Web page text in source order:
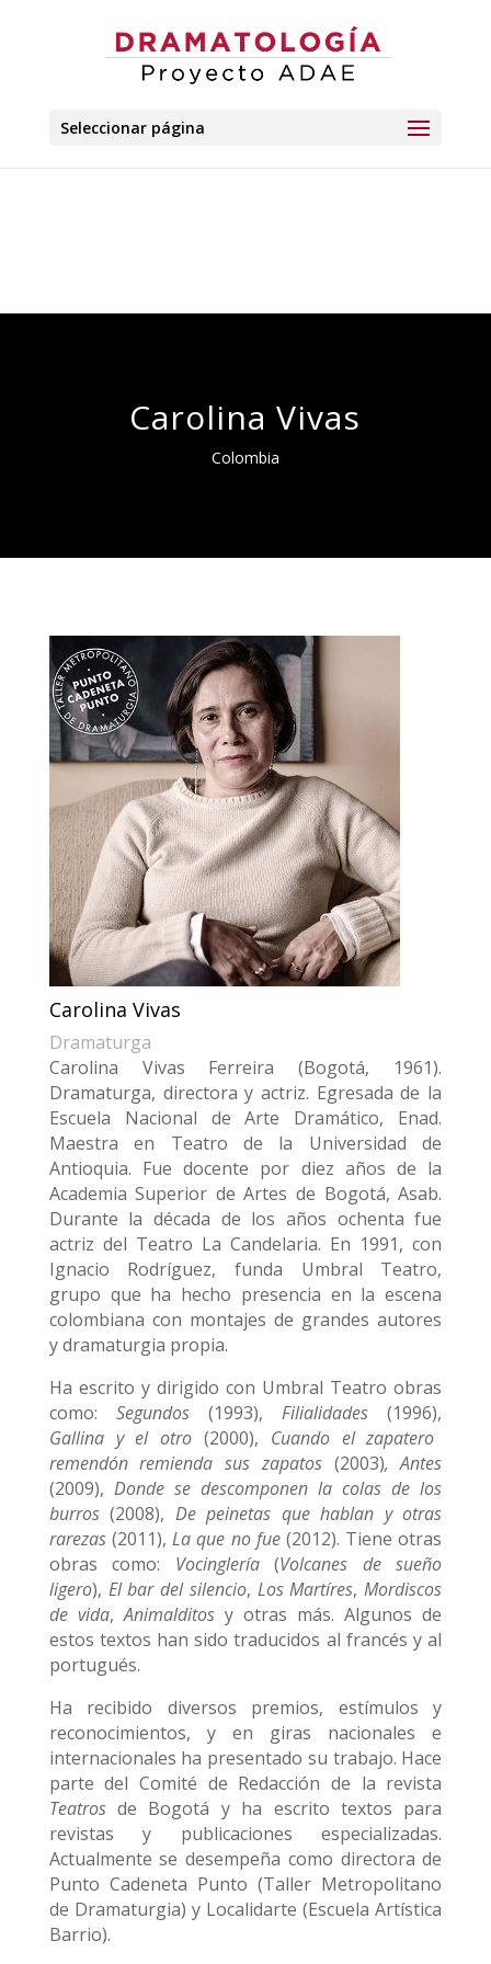
Seleccionar página
Carolina Vivas
Colombia
Carolina Vivas
Dramaturga
Carolina Vivas Ferreira (Bogotá, 1961).
Dramaturga, directora y actriz. Egresada de la
Escuela Nacional de Arte Dramático, Enad.
Maestra en Teatro de la Universidad de
Antioquia. Fue docente por diez años de la
Academia Superior de Artes de Bogotá, Asab.
Durante la década de los años ochenta fue
actriz del Teatro La Candelaria. En 1991, con
Ignacio Rodríguez, funda Umbral Teatro,
grupo que ha hecho presencia en la escena
colombiana con montajes de grandes autores
y dramaturgia propia.
Ha escrito y dirigido con Umbral Teatro obras
como: Segundos(1993), Filialidades (1996),
Gallina y el otro (2000), Cuando el zapatero
remendón remienda sus zapatos(2003), Antes
(2009), Donde se descomponen la colas de los
burros(2008), De peinetas que hablan y otras
rarezas(2011), La que no fue(2012). Tiene otras
obras como: Vocinglería(Volcanes de sueño
ligero), El bar del silencio, Los Martíres, Mordiscos
de vida, Animalditosy otras más. Algunos de
estos textos han sido traducidos al francés y al
portugués.
Ha recibido diversos premios, estímulos y
reconocimientos, y en giras nacionales e
internacionales ha presentado su trabajo. Hace
parte del Comité de Redacción de la revista
Teatrosde Bogotá y ha escrito textos para
revistas y publicaciones especializadas.
Actualmente se desempeña como directora de
Punto Cadeneta Punto (Taller Metropolitano
de Dramaturgia) y Localidarte (Escuela Artística
Barrio).